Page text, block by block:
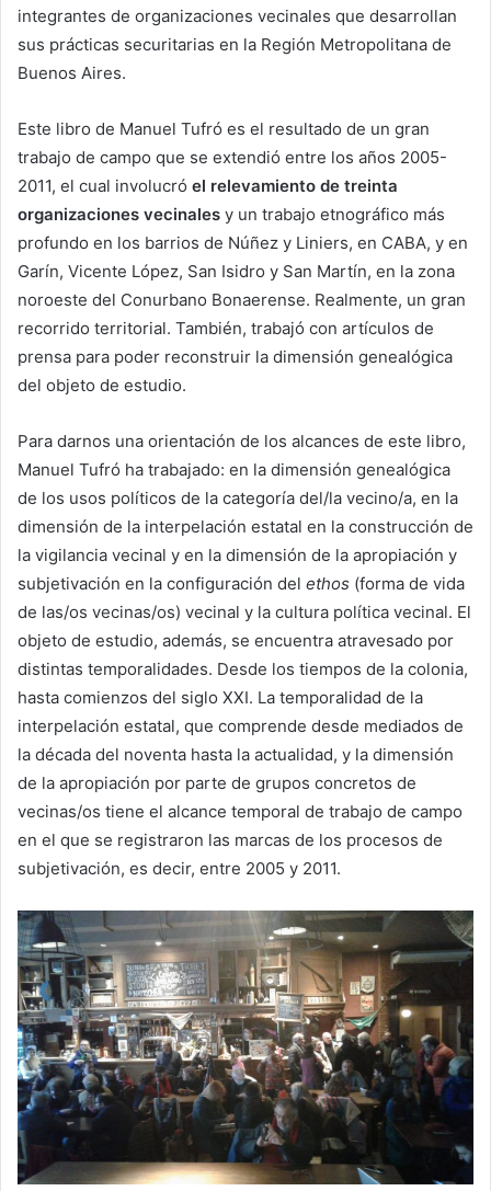
integrantes de organizaciones vecinales que desarrollan
sus prácticas securitarias en la Región Metropolitana de
Buenos Aires.
Este libro de Manuel Tufró es el resultado de un gran
trabajo de campo que se extendió entre los años 2005-
2011, el cual involucró el relevamiento de treinta
organizaciones vecinales y un trabajo etnográfico más
profundo en los barrios de Núñez y Liniers, en CABA, y en
Garín, Vicente López, San Isidro y San Martín, en la zona
noroeste del Conurbano Bonaerense. Realmente, un gran
recorrido territorial. También, trabajó con artículos de
prensa para poder reconstruir la dimensión genealógica
del objeto de estudio.
Para darnos una orientación de los alcances de este libro,
Manuel Tufró ha trabajado: en la dimensión genealógica
de los usos políticos de la categoría del/la vecino/a, en la
dimensión de la interpelación estatal en la construcción de
la vigilancia vecinal y en la dimensión de la apropiación y
subjetivación en la configuración del ethos (forma de vida
de las/os vecinas/os) vecinal y la cultura política vecinal. El
objeto de estudio, además, se encuentra atravesado por
distintas temporalidades. Desde los tiempos de la colonia,
hasta comienzos del siglo XXI. La temporalidad de la
interpelación estatal, que comprende desde mediados de
la década del noventa hasta la actualidad, y la dimensión
de la apropiación por parte de grupos concretos de
vecinas/os tiene el alcance temporal de trabajo de campo
en el que se registraron las marcas de los procesos de
subjetivación, es decir, entre 2005 y 2011.